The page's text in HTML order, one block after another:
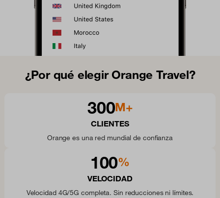
¿Por qué elegir Orange Travel?
300M+
CLIENTES
Orange es una red mundial de confianza
100%
VELOCIDAD
Velocidad 4G/5G completa. Sin reducciones ni límites.